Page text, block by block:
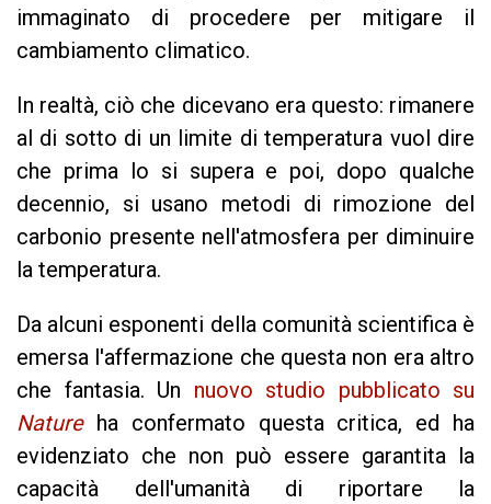
immaginato di procedere per mitigare il
cambiamento climatico.
In realtà, ciò che dicevano era questo: rimanere
al di sotto di un limite di temperatura vuol dire
che prima lo si supera e poi, dopo qualche
decennio, si usano metodi di rimozione del
carbonio presente nell'atmosfera per diminuire
la temperatura.
Da alcuni esponenti della comunità scientifica è
emersa l'affermazione che questa non era altro
che fantasia. Un nuovo studio pubblicato su
Natureha confermato questa critica, ed ha
evidenziato che non può essere garantita la
capacità dell'umanità di riportare la